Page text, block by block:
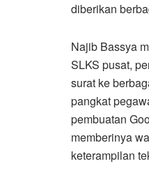
diberikan
Najib Bassya
SLKS pusat,
surat ke
pangkat
pembuatan
memberinya
keterampilan